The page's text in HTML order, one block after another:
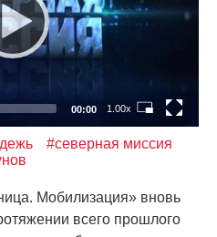
00:00 1.00x
#северная миссия
Мобилизация» вновь
всего прошлого